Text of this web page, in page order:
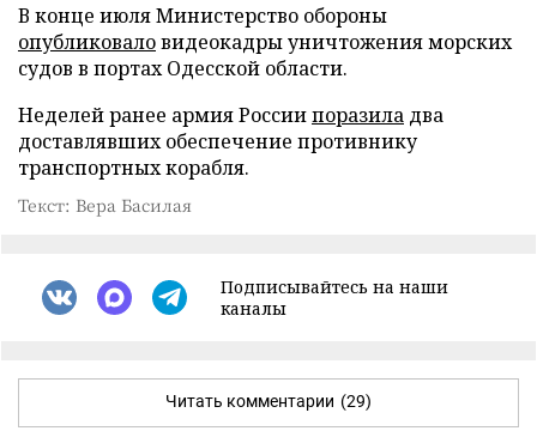
В конце июля Министерство обороны
опубликоваловидеокадры уничтожения морских
судов в портах Одесской области.
Неделей ранее армия Россиипоразила два
доставлявших обеспечение противнику
транспортных корабля.
Текст: Вера Басилая
Подписывайтесь на наши
каналы
Читать комментарии (29)